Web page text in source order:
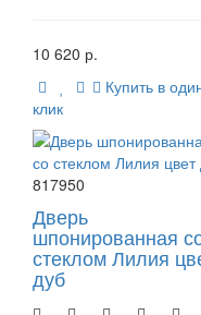
10 620 р.
Купить в
клик
817950
Дверь
шпонированная
стеклом Лилия
дуб